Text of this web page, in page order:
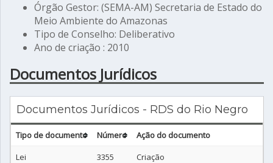
Órgão Gestor: (SEMA-AM) Secretaria de Estado do
Meio Ambiente do Amazonas
Tipo de Conselho: Deliberativo
Ano de criação : 2010
Documentos Jurídicos
Documentos Jurídicos - RDS do Rio Negro
Tipo de documento Número
Ação do documento
Lei
3355
Criação